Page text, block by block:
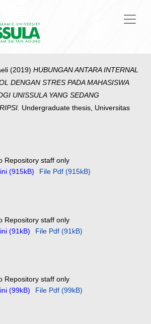
(2019) HUBUNGAN ANTARA INTERNAL
DENGAN STRES PADA MAHASISWA
UNISSULA YANG SEDANG
Undergraduate thesis, Universitas
Repository staff only
(915kB)
File Pdf (915kB)
Repository staff only
(91kB)
File Pdf (91kB)
Repository staff only
(99kB)
File Pdf (99kB)